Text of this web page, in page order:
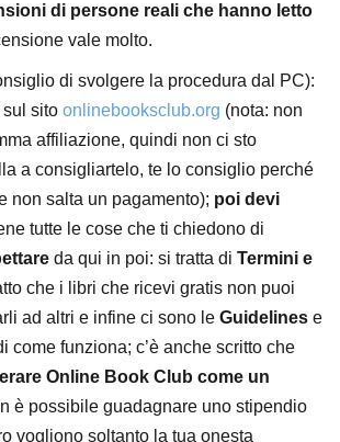
di persone reali che hanno letto
vale molto.
di svolgere la procedura dal PC):
sul sito onlinebooksclub.org (nota: non
affiliazione, quindi non ci sto
a consigliartelo, te lo consiglio perché
non salta un pagamento); poi devi
tutte le cose che ti chiedono di
da qui in poi: si tratta di Termini e
che i libri che ricevi gratis non puoi
ad altri e infine ci sono le Guidelines e
come funziona; c’è anche scritto che
Online Book Club come un
è possibile guadagnare uno stipendio
vogliono soltanto la tua onesta